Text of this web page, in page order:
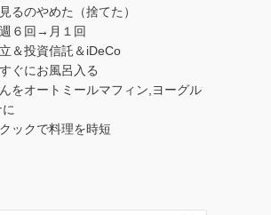
るのやめた（捨てた）
週６回→月１回
＆投資信託＆iDeCo
ぐにお風呂入る
んをオートミールマフィン,ヨーグル
ックで料理を時短